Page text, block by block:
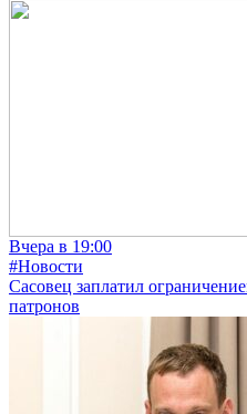
Вчера в 19:00
#Новости
Сасовец заплатил
патронов